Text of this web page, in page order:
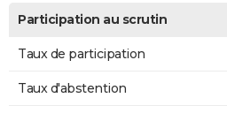
Participation au scrutin
Taux de participation
Taux d'abstention